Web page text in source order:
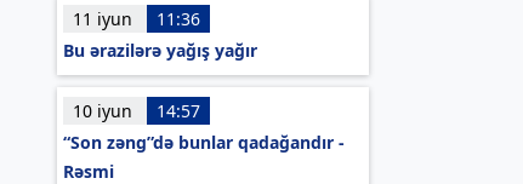
11 iyun
11:36
Bu ərazilərə yağış yağır
10 iyun
14:57
“Son zəng”də bunlar qadağandır -
Rəsmi